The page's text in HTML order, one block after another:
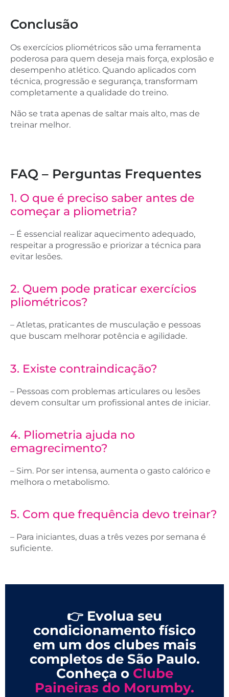
Conclusão
Os exercícios pliométricos são uma ferramenta
poderosa para quem deseja mais força, explosão e
desempenho atlético. Quando aplicados com
técnica, progressão e segurança, transformam
completamente a qualidade do treino.
Não se trata apenas de saltar mais alto, mas de
treinar melhor.
FAQ – Perguntas Frequentes
1. O que é preciso saber antes de
começar a pliometria?
– É essencial realizar aquecimento adequado,
respeitar a progressão e priorizar a técnica para
evitar lesões.
2. ​Quem pode praticar exercícios
pliométricos?
– Atletas, praticantes de musculação e pessoas
que buscam melhorar potência e agilidade.
3. Existe contraindicação?
– Pessoas com problemas articulares ou lesões
devem consultar um profissional antes de iniciar.
4. Pliometria ajuda no
emagrecimento?
– Sim. Por ser intensa, aumenta o gasto calórico e
melhora o metabolismo.
5. Com que frequência devo treinar?
– Para iniciantes, duas a três vezes por semana é
suficiente.
👉 Evolua seu
condicionamento físico
em um dos clubes mais
completos de São Paulo.
Conheça o Clube
Paineiras do Morumby.